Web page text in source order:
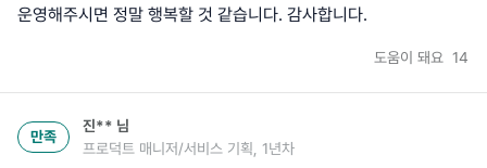
운영해주시면 정말 행복할 것 같습니다. 감사합니다.
도움이 돼요 14
만족
진** 님
프로덕트 매니저/서비스 기획, 1년차